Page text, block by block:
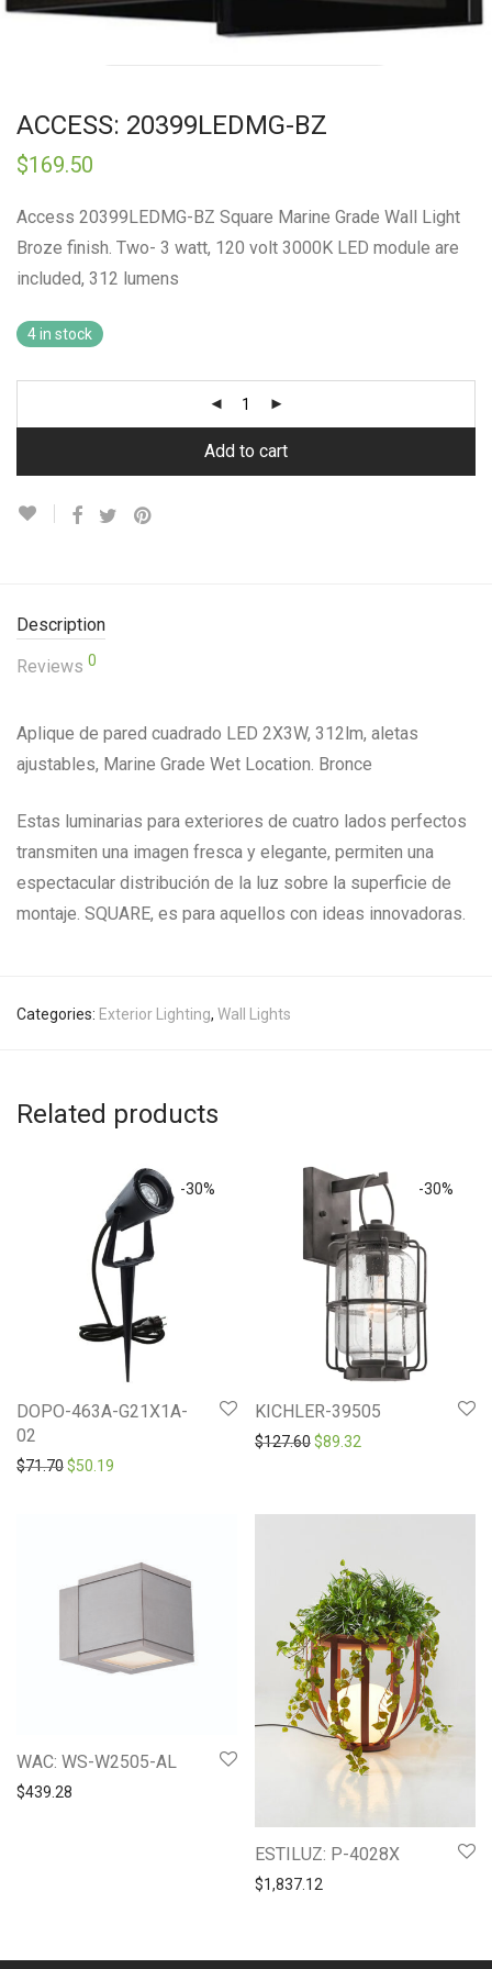
ACCESS: 20399LEDMG-BZ
$169.50
Access 20399LEDMG-BZ Square Marine Grade Wall Light
Broze finish. Two- 3 watt, 120 volt 3000K LED module are
included, 312 lumens
4 in stock
Add to cart
Description
Reviews 0
Aplique de pared cuadrado LED 2X3W, 312lm, aletas
ajustables, Marine Grade Wet Location. Bronce
Estas luminarias para exteriores de cuatro lados perfectos
transmiten una imagen fresca y elegante, permiten una
espectacular distribución de la luz sobre la superficie de
montaje. SQUARE, es para aquellos con ideas innovadoras.
Categories: Exterior Lighting, Wall Lights
Related products
-30%
DOPO-463A-G21X1A-
02
$71.70Original price was: $71.70.
$50.19
-30%
KICHLER-39505
$127.60Original price was:
$89.32
WAC: WS-W2505-AL
$439.28
ESTILUZ: P-4028X
$1,837.12